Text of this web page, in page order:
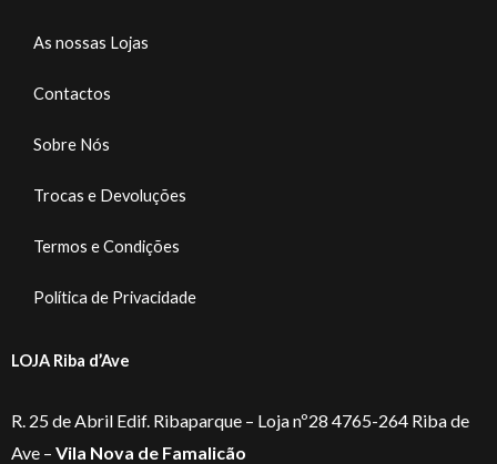
As nossas Lojas
Contactos
Sobre Nós
Trocas e Devoluções
Termos e Condições
Política de Privacidade
LOJA Riba d’Ave
R. 25 de Abril Edif. Ribaparque – Loja nº28 4765-264 Riba de
Ave – Vila Nova de Famalicão